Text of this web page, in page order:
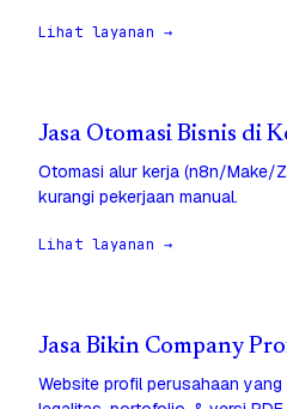
Lihat layanan →
Jasa Otomasi Bisnis di
Otomasi alur kerja (n8n/Make/
kurangi pekerjaan manual.
Lihat layanan →
Jasa Bikin Company
Website profil perusahaan